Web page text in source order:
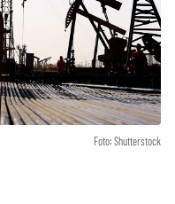
Foto: Shutterstock